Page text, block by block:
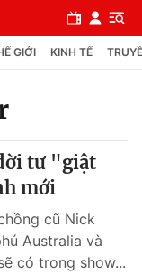
GIỚI KINH TẾ
tư "giật
mới
cũ Nick
Australia và
có trong show...